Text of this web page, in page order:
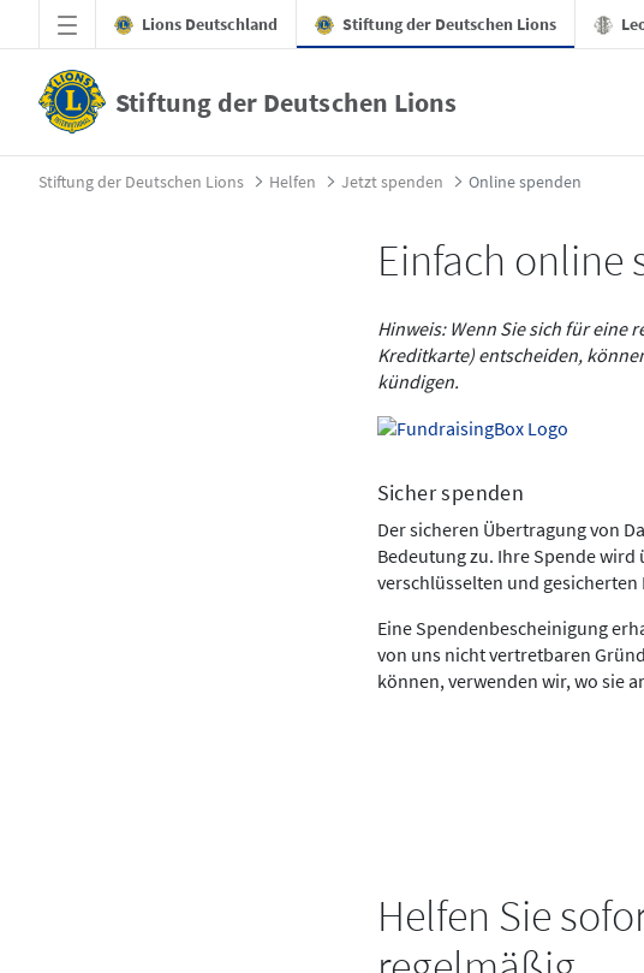
Zum Hauptinhalt springen
Lions Deutschland Stiftung der Deutschen Lions
Stiftung der Deutschen Lions
Online spenden - Stiftung der Deutschen Lions
Stiftung der Deutschen Lions Helfen Jetzt spenden Online spenden
Einfach online
Hinweis: Wenn Sie sich für eine
Kreditkarte) entscheiden,
kündigen.
Sicher spenden
Der sicheren Übertragung von
Bedeutung zu. Ihre Spende wird
verschlüsselten und
Eine Spendenbescheinigung
von uns nicht vertretbaren
können, verwenden wir, wo sie
Helfen Sie